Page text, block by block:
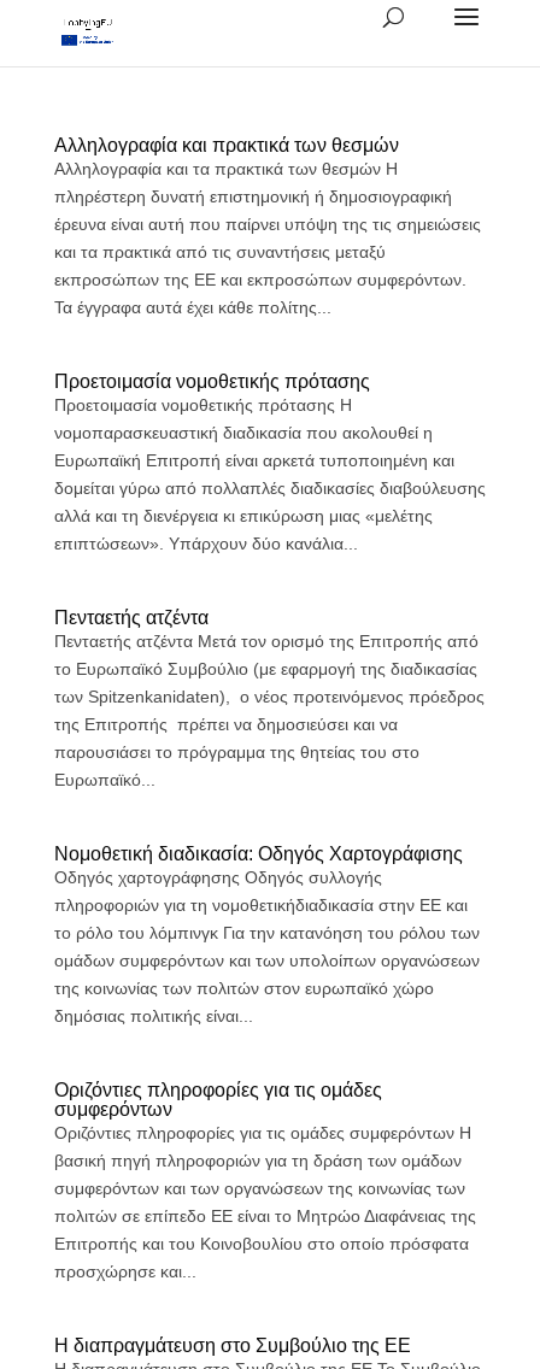
Αλληλογραφία και πρακτικά των θεσμών
Aλληλογραφία και τα πρακτικά των θεσμών H
πληρέστερη δυνατή επιστημονική ή δημοσιογραφική
έρευνα είναι αυτή που παίρνει υπόψη της τις σημειώσεις
και τα πρακτικά από τις συναντήσεις μεταξύ
εκπροσώπων της ΕΕ και εκπροσώπων συμφερόντων.
Τα έγγραφα αυτά έχει κάθε πολίτης...
Προετοιμασία νομοθετικής πρότασης
Προετοιμασία νομοθετικής πρότασης Η
νομοπαρασκευαστική διαδικασία που ακολουθεί η
Ευρωπαϊκή Επιτροπή είναι αρκετά τυποποιημένη και
δομείται γύρω από πολλαπλές διαδικασίες διαβούλευσης
αλλά και τη διενέργεια κι επικύρωση μιας «μελέτης
επιπτώσεων». Υπάρχουν δύο κανάλια...
Πενταετής ατζέντα
Πενταετής ατζέντα Μετά τον ορισμό της Επιτροπής από
το Ευρωπαϊκό Συμβούλιο (με εφαρμογή της διαδικασίας
των Spitzenkanidaten), ο νέος προτεινόμενος πρόεδρος
της Επιτροπής πρέπει να δημοσιεύσει και να
παρουσιάσει το πρόγραμμα της θητείας του στο
Ευρωπαϊκό...
Νομοθετική διαδικασία: Οδηγός Χαρτογράφισης
Οδηγός χαρτογράφησης Οδηγός συλλογής
πληροφοριών για τη νομοθετικήδιαδικασία στην ΕΕ και
το ρόλο του λόμπινγκ Για την κατανόηση του ρόλου των
ομάδων συμφερόντων και των υπολοίπων οργανώσεων
της κοινωνίας των πολιτών στον ευρωπαϊκό χώρο
δημόσιας πολιτικής είναι...
Οριζόντιες πληροφορίες για τις ομάδες
συμφερόντων
Οριζόντιες πληροφορίες για τις ομάδες συμφερόντων Η
βασική πηγή πληροφοριών για τη δράση των ομάδων
συμφερόντων και των οργανώσεων της κοινωνίας των
πολιτών σε επίπεδο ΕΕ είναι το Μητρώο Διαφάνειας της
Επιτροπής και του Κοινοβουλίου στο οποίο πρόσφατα
προσχώρησε και...
Η διαπραγμάτευση στο Συμβούλιο της ΕΕ